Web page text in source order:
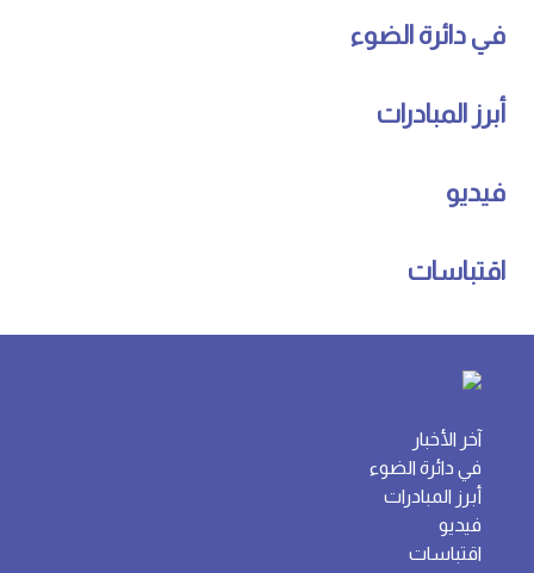
في دائرة الضوء
أبرز المبادرات
فيديو
اقتباسات
آخر الأخبار
في دائرة الضوء
أبرز المبادرات
فيديو
اقتباسات